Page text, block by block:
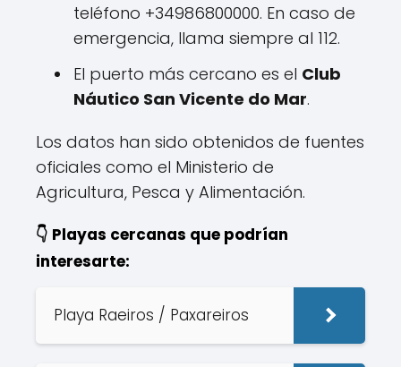
teléfono +34986800000. En caso de
emergencia, llama siempre al 112.
El puerto más cercano es el Club
Náutico San Vicente do Mar.
Los datos han sido obtenidos de fuentes
oficiales como el Ministerio de
Agricultura, Pesca y Alimentación.
👇 Playas cercanas que podrían
interesarte:
Playa Raeiros / Paxareiros